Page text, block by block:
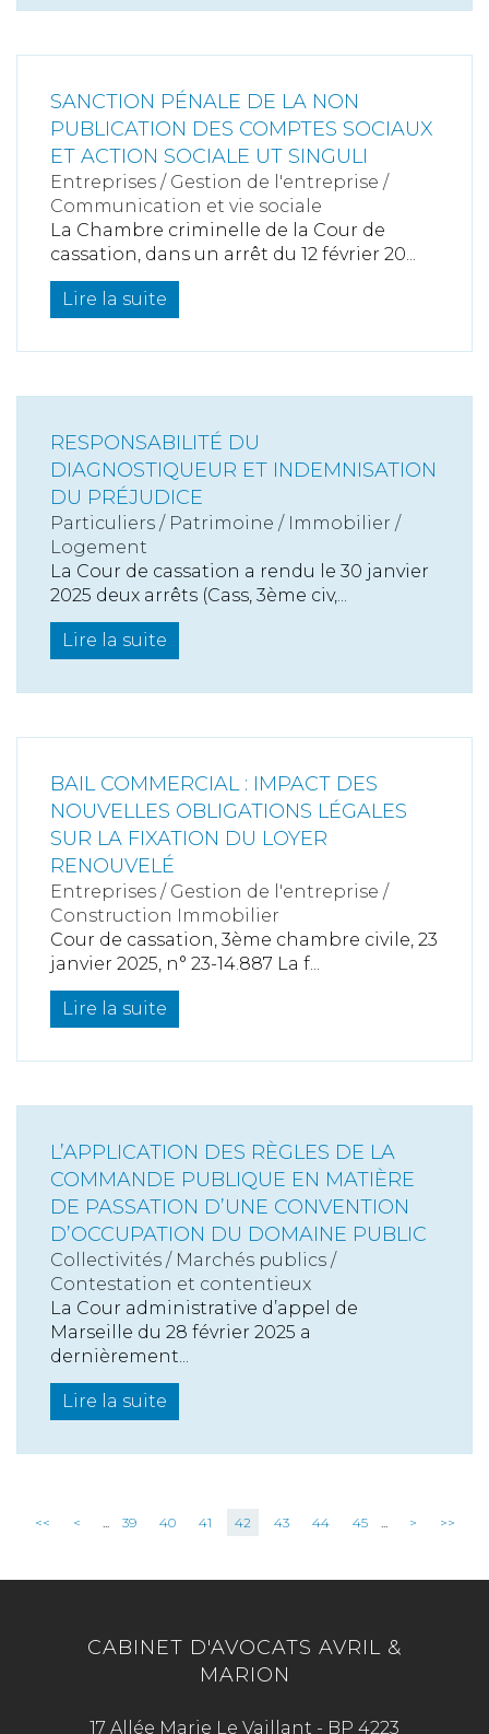
SANCTION PÉNALE DE LA NON
PUBLICATION DES COMPTES SOCIAUX
ET ACTION SOCIALE UT SINGULI
Entreprises / Gestion de l'entreprise /
Communication et vie sociale
La Chambre criminelle de la Cour de
cassation, dans un arrêt du 12 février 20...
Lire la suite
RESPONSABILITÉ DU
DIAGNOSTIQUEUR ET INDEMNISATION
DU PRÉJUDICE
Particuliers / Patrimoine / Immobilier /
Logement
La Cour de cassation a rendu le 30 janvier
2025 deux arrêts (Cass, 3ème civ,...
Lire la suite
BAIL COMMERCIAL : IMPACT DES
NOUVELLES OBLIGATIONS LÉGALES
SUR LA FIXATION DU LOYER
RENOUVELÉ
Entreprises / Gestion de l'entreprise /
Construction Immobilier
Cour de cassation, 3ème chambre civile, 23
janvier 2025, n° 23-14.887 La f...
Lire la suite
L’APPLICATION DES RÈGLES DE LA
COMMANDE PUBLIQUE EN MATIÈRE
DE PASSATION D’UNE CONVENTION
D’OCCUPATION DU DOMAINE PUBLIC
Collectivités / Marchés publics /
Contestation et contentieux
La Cour administrative d’appel de
Marseille du 28 février 2025 a
dernièrement...
Lire la suite
<< < ... 39 40 41 42 43 44 45 ... > >>
CABINET D'AVOCATS AVRIL &
MARION
17 Allée Marie Le Vaillant - BP 4223